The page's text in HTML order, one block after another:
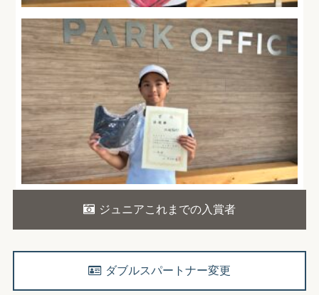
ジュニアこれまでの入賞者
ダブルスパートナー変更